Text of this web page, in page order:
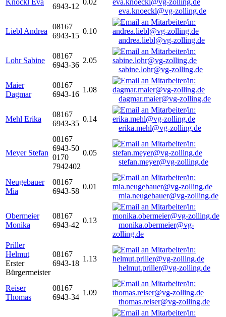
Knöckl Eva
6943-12
0.02
eva.knoeckl@vg-zolling.de
Liebl Andrea
08167
6943-15
0.10
andrea.liebl@vg-zolling.de
Lohr Sabine
08167
6943-36
2.05
sabine.lohr@vg-zolling.de
Maier
Dagmar
08167
6943-16
1.08
dagmar.maier@vg-zolling.de
Mehl Erika
08167
6943-35
0.14
erika.mehl@vg-zolling.de
Meyer Stefan
08167
6943-50
0170
7942402
0.05
stefan.meyer@vg-zolling.de
Neugebauer
Mia
08167
6943-58
0.01
mia.neugebauer@vg-zolling.de
Obermeier
Monika
08167
6943-42
0.13
monika.obermeier@vg-
zolling.de
Priller
Helmut
Erster
Bürgermeister
08167
6943-18
1.13
helmut.priller@vg-zolling.de
Reiser
Thomas
08167
6943-34
1.09
thomas.reiser@vg-zolling.de